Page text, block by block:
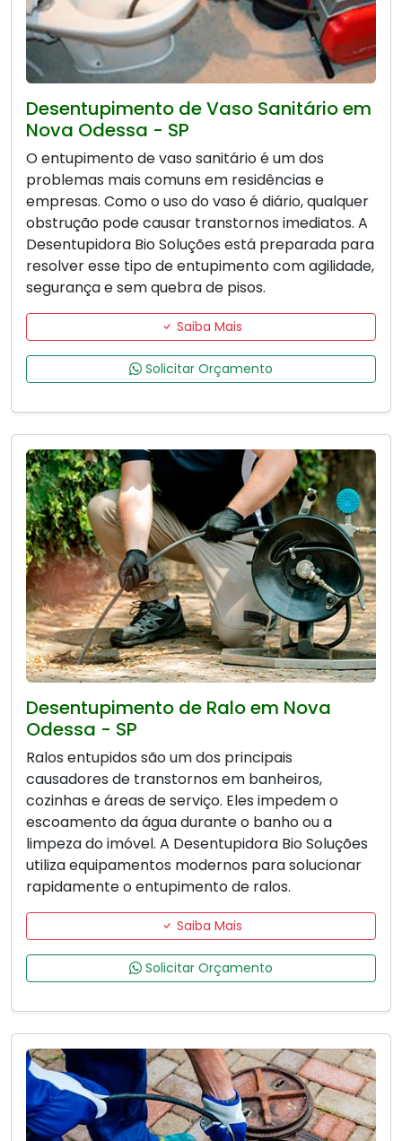
Desentupimento de Vaso Sanitário em
Nova Odessa - SP
O entupimento de vaso sanitário é um dos
problemas mais comuns em residências e
empresas. Como o uso do vaso é diário, qualquer
obstrução pode causar transtornos imediatos. A
Desentupidora Bio Soluções está preparada para
resolver esse tipo de entupimento com agilidade,
segurança e sem quebra de pisos.
Saiba Mais
Solicitar Orçamento
Desentupimento de Ralo em Nova
Odessa - SP
Ralos entupidos são um dos principais
causadores de transtornos em banheiros,
cozinhas e áreas de serviço. Eles impedem o
escoamento da água durante o banho ou a
limpeza do imóvel. A Desentupidora Bio Soluções
utiliza equipamentos modernos para solucionar
rapidamente o entupimento de ralos.
Saiba Mais
Solicitar Orçamento